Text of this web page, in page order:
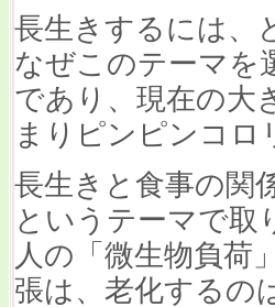
長生きするには、
なぜこのテーマを
であり、現在の大
まりピンピンコロ
長生きと食事の関
というテーマで取
人の「微生物負荷
張は、老化するの